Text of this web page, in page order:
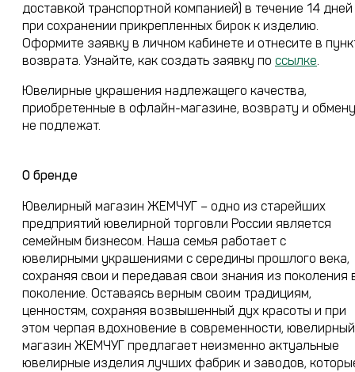
доставкой транспортной компанией) в течение 14 дней
при сохранении прикрепленных бирок к изделию.
Оформите заявку в личном кабинете и отнесите в
возврата. Узнайте, как создать заявку по ссылке.
Ювелирные украшения надлежащего качества,
приобретенные в офлайн-магазине, возврату и обмену
не подлежат.
О бренде
Ювелирный магазин ЖЕМЧУГ – одно из старейших
предприятий ювелирной торговли России является
семейным бизнесом. Наша семья работает с
ювелирными украшениями с середины прошлого века,
сохраняя свои и передавая свои знания из поколения
поколение. Оставаясь верным своим традициям,
ценностям, сохраняя возвышенный дух красоты и при
этом черпая вдохновение в современности, ювелирный
магазин ЖЕМЧУГ предлагает неизменно актуальные
ювелирные изделия лучших фабрик и заводов,